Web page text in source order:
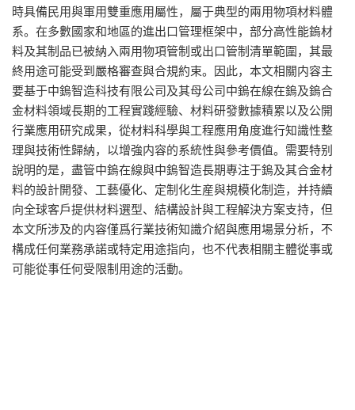
時具備民用與軍用雙重應用屬性，屬于典型的兩用物項材料體
系。在多數國家和地區的進出口管理框架中，部分高性能鎢材
料及其制品已被納入兩用物項管制或出口管制清單範圍，其最
終用途可能受到嚴格審查與合規約束。因此，本文相關内容主
要基于中鎢智造科技有限公司及其母公司中鎢在線在鎢及鎢合
金材料領域長期的工程實踐經驗、材料研發數據積累以及公開
行業應用研究成果，從材料科學與工程應用角度進行知識性整
理與技術性歸納，以增強内容的系統性與參考價值。需要特别
說明的是，盡管中鎢在線與中鎢智造長期專注于鎢及其合金材
料的設計開發、工藝優化、定制化生産與規模化制造，并持續
向全球客戶提供材料選型、結構設計與工程解決方案支持，但
本文所涉及的内容僅爲行業技術知識介紹與應用場景分析，不
構成任何業務承諾或特定用途指向，也不代表相關主體從事或
可能從事任何受限制用途的活動。